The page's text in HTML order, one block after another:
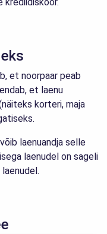
et noorpaar peab
et laenu
korteri, maja
laenuandja selle
laenudel on sageli